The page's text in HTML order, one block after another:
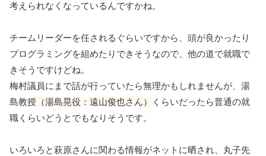
考えられなくなっているんですかね。
チームリーダーを任されるぐらいですから、頭が良かったり
プログラミングを組めたりできそうなので、他の道で就職で
きそうですけどね。
梅村議員にまで話が行っていたら無理かもしれませんが、湯
島教授（湯島晃役：遠山俊也さん） くらいだったら普通の就
職くらいどうとでもなりそうです。
いろいろと萩原さんに関わる情報がネットに晒され、丸子先